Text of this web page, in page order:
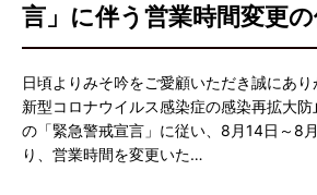
言」に伴う営業時間変更
日頃よりみそ吟をご愛顧いただき誠にあり
新型コロナウイルス感染症の感染再拡大
の「緊急警戒宣言」に従い、8月14日～8
り、営業時間を変更いた…